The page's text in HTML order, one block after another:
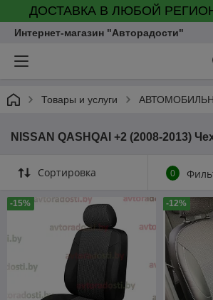
ДОСТАВКА В ЛЮБОЙ
Интернет-магазин "Авторадости"
Товары и услуги
NISSAN QASHQAI +2 (2008-2013)
Сортировка 0
-15% -12%